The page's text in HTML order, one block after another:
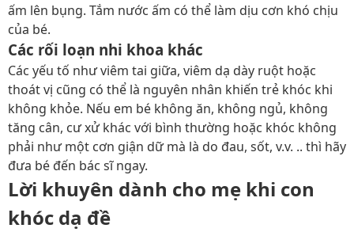
ấm lên bụng. Tắm nước ấm có thể làm dịu cơn khó chịu
của bé.
Các rối loạn nhi khoa khác
Các yếu tố như viêm tai giữa, viêm dạ dày ruột hoặc
thoát vị cũng có thể là nguyên nhân khiến trẻ khóc khi
không khỏe. Nếu em bé không ăn, không ngủ, không
tăng cân, cư xử khác với bình thường hoặc khóc không
phải như một cơn giận dữ mà là do đau, sốt, v.v. .. thì hãy
đưa bé đến bác sĩ ngay.
Lời khuyên dành cho mẹ khi con
khóc dạ đề